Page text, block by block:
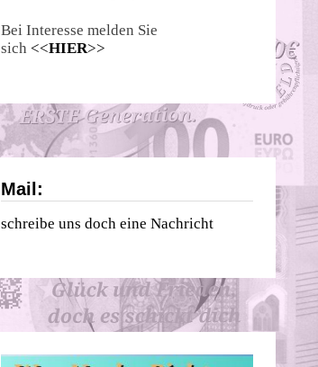
Bei Interesse melden Sie
sich <<HIER>>
Mail:
schreibe uns doch eine Nachricht